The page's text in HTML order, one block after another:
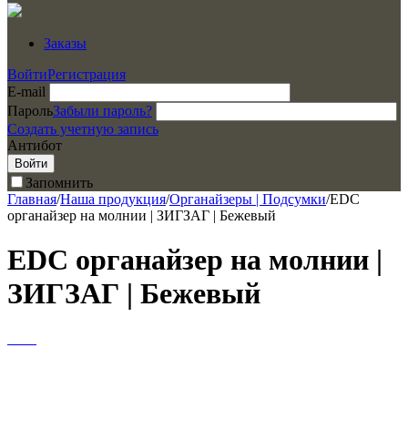
Заказы
ВойтиРегистрация
E-mail
ПарольЗабыли пароль?
Создать учетную запись
Антибот
Войти
Запомнить
Главная/Наша продукция/Органайзеры | Подсумки/EDC
органайзер на молнии | ЗИГЗАГ | Бежевый
EDC органайзер на молнии |
ЗИГЗАГ | Бежевый